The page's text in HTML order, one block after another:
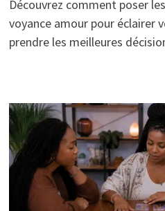
Découvrez comment poser
voyance amour pour éclairer
prendre les meilleures